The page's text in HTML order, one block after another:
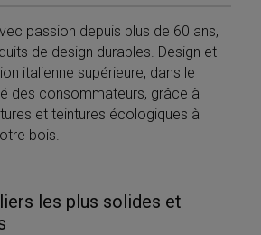
passion depuis plus de 60 ans,
de design durables. Design et
italienne supérieure, dans le
des consommateurs, grâce à
et teintures écologiques à
bois.
les plus solides et
Provider / Dominio
Scadenza
PHP.net
www.mobirolo.com
Sessione